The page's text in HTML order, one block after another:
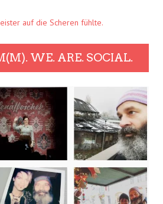
auf die Scheren fühlte.
WE. ARE. SOCIAL.